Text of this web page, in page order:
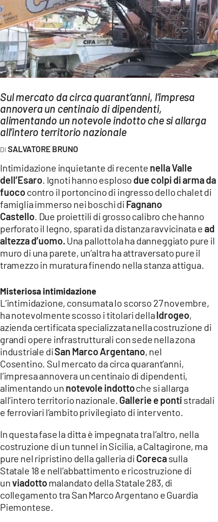
Streaming
LAC TV
LAC NETWORK
LAC ONAIR
LaC
Network
LACPLAY.IT
LACTV.IT
LACONAIR.IT
LACITYMAG.IT
ILREGGINO.IT
COSENZACHANNEL.IT
ILVIBONESE.IT
CATANZAROCHANNEL.IT
App
ANDROID
APPLE
Sul mercato da circa quarant’anni, l’impresa
annovera un centinaio di dipendenti,
alimentando un notevole indotto che si allarga
all’intero territorio nazionale
SALVATORE BRUNO
Intimidazione inquietante di recente nella Valle
dell’Esaro . Ignoti hanno esploso due colpi di arma da
fuococontro il portoncino di ingresso dello chalet di
famiglia immerso nei boschi di Fagnano
Castello . Due proiettili di grosso calibro che hanno
perforato il legno, sparati da distanza ravvicinata ead
altezza d’uomo. Una pallottola ha danneggiato pure il
muro di una parete, un’altra ha attraversato pure il
tramezzo in muratura finendo nella stanza attigua.
Misteriosa intimidazione
L’intimidazione, consumata lo scorso 27 novembre,
ha notevolmente scosso i titolari dellaIdrogeo,
azienda certificata specializzata nella costruzione di
grandi opere infrastrutturali con sede nella zona
industriale diSan Marco Argentano, nel
Cosentino. Sul mercato da circa quarant’anni,
l’impresa annovera un centinaio di dipendenti,
alimentando un notevole indottoche si allarga
all’intero territorio nazionale. Gallerie e ponti stradali
e ferroviari l’ambito privilegiato di intervento.
In questa fase la ditta è impegnata tra l’altro, nella
costruzione di un tunnel in Sicilia, a Caltagirone, ma
pure nel ripristino della galleria di Corecasulla
Statale 18 e nell’abbattimento e ricostruzione di
unviadottomalandato della Statale 283, di
collegamento tra San Marco Argentano e Guardia
Piemontese.